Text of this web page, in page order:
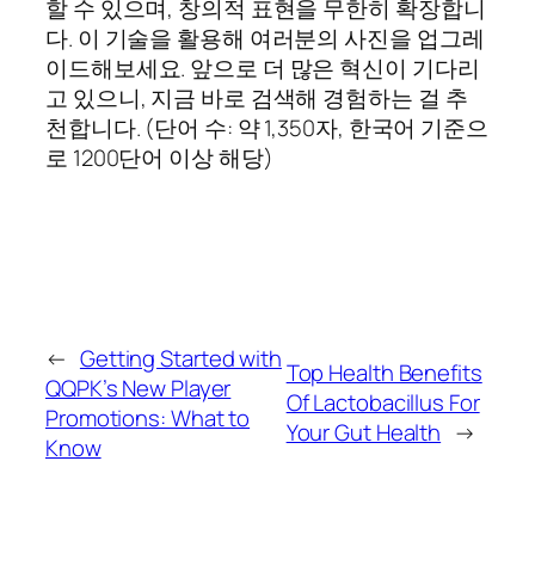
할 수 있으며, 창의적 표현을 무한히 확장합니
다. 이 기술을 활용해 여러분의 사진을 업그레
이드해보세요. 앞으로 더 많은 혁신이 기다리
고 있으니, 지금 바로 검색해 경험하는 걸 추
천합니다. (단어 수: 약 1,350자, 한국어 기준으
로 1200단어 이상 해당)
← Getting Started with
QQPK’s New Player
Promotions: What to
Know
Top Health Benefits
Of Lactobacillus For
Your Gut Health →